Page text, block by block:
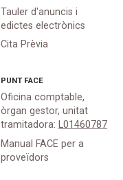
Tauler d'anuncis i
edictes electrònics
Cita Prèvia
PUNT FACE
Oficina comptable,
òrgan gestor, unitat
tramitadora: L01460787
Manual FACE per a
proveïdors